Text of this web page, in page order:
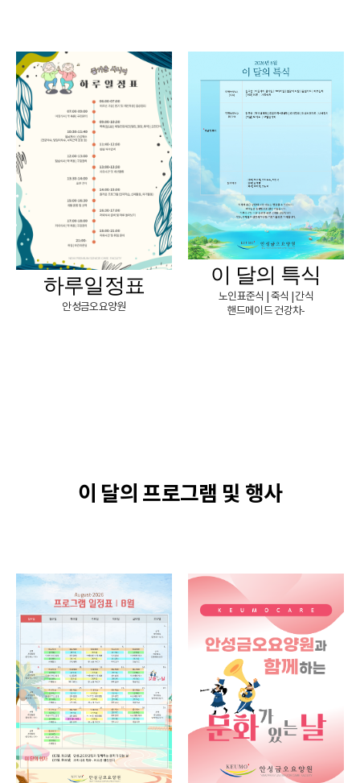
하루일정표
안성금오요양원
이 달의 특식
노인표준식 | 죽식 | 간식
핸드메이드 건강차-
이 달의 프로그램 및 행사